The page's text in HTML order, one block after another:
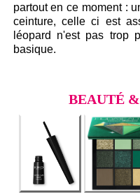
partout en ce moment :
ceinture, celle ci est
léopard n'est pas trop
basique.
BEAUTÉ